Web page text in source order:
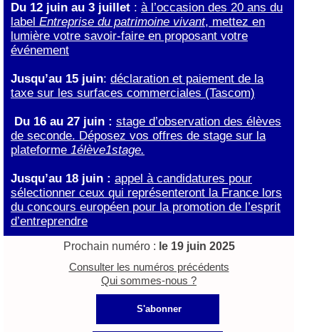
Du 12 juin au 3 juillet : à l’occasion des 20 ans du
label Entreprise du patrimoine vivant, mettez en
lumière votre savoir-faire en proposant votre
événement
Jusqu’au 15 juin: déclaration et paiement de la
taxe sur les surfaces commerciales (Tascom)
Du 16 au 27 juin : stage d’observation des élèves
de seconde. Déposez vos offres de stage sur la
plateforme 1élève1stage.
Jusqu’au 18 juin : appel à candidatures pour
sélectionner ceux qui représenteront la France lors
du concours européen pour la promotion de l’esprit
d’entreprendre
Prochain numéro : le 19 juin 2025
Consulter les numéros précédents
Qui sommes-nous ?
S'abonner